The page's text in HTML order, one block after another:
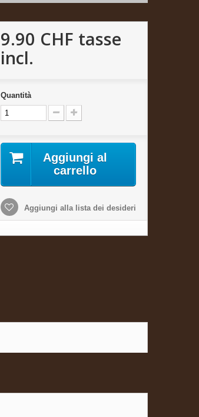
9.90 CHF tasse
incl.
Quantità
Aggiungi al
carrello
Aggiungi alla lista dei desideri